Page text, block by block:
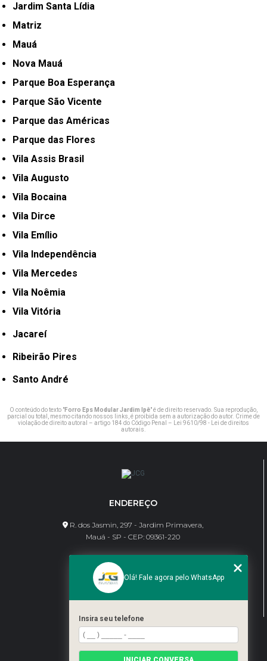
Jardim Santa Lídia
Matriz
Mauá
Nova Mauá
Parque Boa Esperança
Parque São Vicente
Parque das Américas
Parque das Flores
Vila Assis Brasil
Vila Augusto
Vila Bocaina
Vila Dirce
Vila Emílio
Vila Independência
Vila Mercedes
Vila Noêmia
Vila Vitória
Jacareí
Ribeirão Pires
Santo André
O conteúdo do texto "Forro Eps Modular Jardim Ipê" é de direito reservado. Sua reprodução,
parcial ou total, mesmo citando nossos links, é proibida sem a autorização do autor. Crime de
violação de direito autoral – artigo 184 do Código Penal – Lei 9610/98 - Lei de direitos
autorais.
ENDEREÇO
R. dos Jasmin, 297 - Jardim Primavera,
Mauá - SP - CEP: 09361-220
CONTATO
(11) 95462-8630
bene@jcgdivisorias.com
Home
Olá! Fale agora pelo WhatsApp
Insira seu telefone